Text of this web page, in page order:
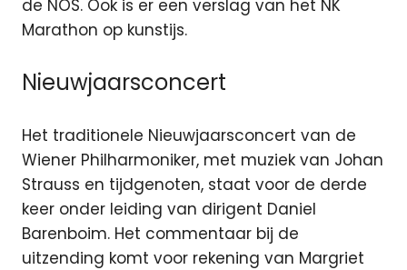
de NOS. Ook is er een verslag van het NK
Marathon op kunstijs.
Nieuwjaarsconcert
Het traditionele Nieuwjaarsconcert van de
Wiener Philharmoniker, met muziek van Johan
Strauss en tijdgenoten, staat voor de derde
keer onder leiding van dirigent Daniel
Barenboim. Het commentaar bij de
uitzending komt voor rekening van Margriet